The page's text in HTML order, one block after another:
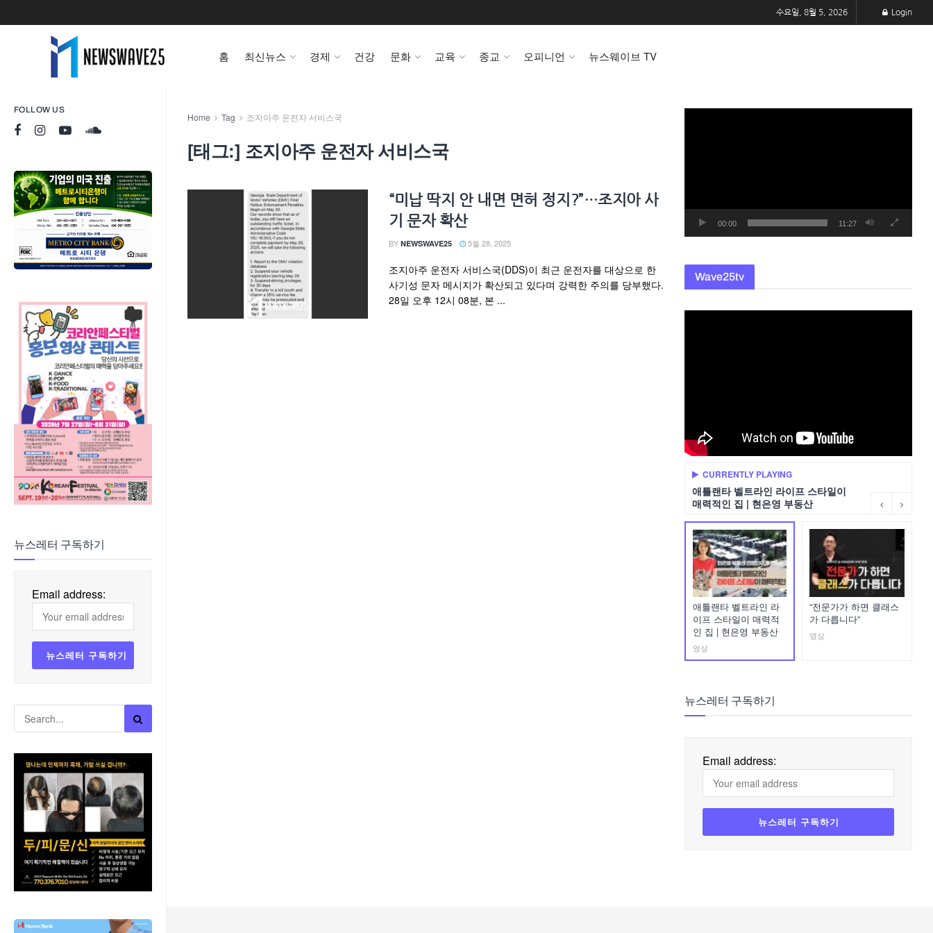
FOLLOW US
뉴스레터 구독하기
Email address:
수요일, 8월 5, 2026 Login
홈 최신뉴스 경제 건강 문화 교육 종교 오피니언 뉴스웨이브 TV
Home Tag 조지아주 운전자 서비스국
[태그:] 조지아주 운전자 서비스국
“미납 딱지 안 내면 면허 정지?”…조지아 사
기 문자 확산
BY NEWSWAVE25 5월 28, 2025
조지아주 운전자 서비스국(DDS)이 최근 운전자를 대상으로 한
사기성 문자 메시지가 확산되고 있다며 강력한 주의를 당부했다.
28일 오후 12시 08분, 본 ...
00:00 11:27
Wave25tv
CURRENTLY PLAYING
애틀랜타 벨트라인 라이프 스타일이
매력적인 집 | 현은영 부동산
애틀랜타 벨트라인 라
이프 스타일이 매력적
인 집 | 현은영 부동산
영상
“전문가가 하면 클래스
가 다릅니다”
영상
뉴스레터 구독하기
Email address: